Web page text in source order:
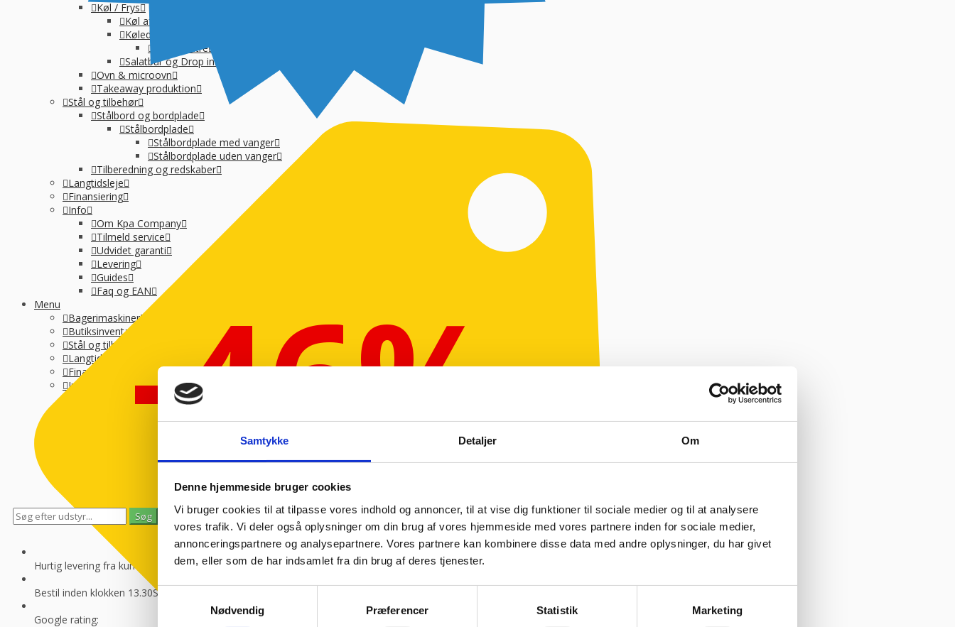
Samtykke Detaljer Om
Denne hjemmeside bruger cookies
Vi bruger cookies til at tilpasse vores indhold og annoncer, til at vise dig funktioner til sociale medier og til at analysere
vores trafik. Vi deler også oplysninger om din brug af vores hjemmeside med vores partnere inden for sociale medier,
annonceringspartnere og analysepartnere. Vores partnere kan kombinere disse data med andre oplysninger, du har givet
dem, eller som de har indsamlet fra din brug af deres tjenester.
Samtykkevalg
Nødvendig
Præferencer Statistik Marketing
Køl / Frys
Køl af drikkevarer og vin
Køledisk, montre og kølereol
Kølemontre
Salatbar og Drop inn
Ovn & microovn
Takeaway produktion
Stål og tilbehør
Stålbord og bordplade
Stålbordplade
Stålbordplade med vanger
Stålbordplade uden vanger
Tilberedning og redskaber
Langtidsleje
Finansiering
Info
Om Kpa Company
Tilmeld service
Udvidet garanti
Levering
Guides
Faq og EAN
Menu
Bagerimaskiner
Butiksinventar
Stål og tilbehør
Langtidsleje
Finansiering
Info
Om Kpa Company
Se gemte varer
Se indkøbskurv
Hurtig levering fra kun 89 kr.
Vi sender med GLS og Danske fragtmænd
Bestil inden klokken 13.30Så sender vi lagervarer samme dag
Google rating:
-46%
RABAT